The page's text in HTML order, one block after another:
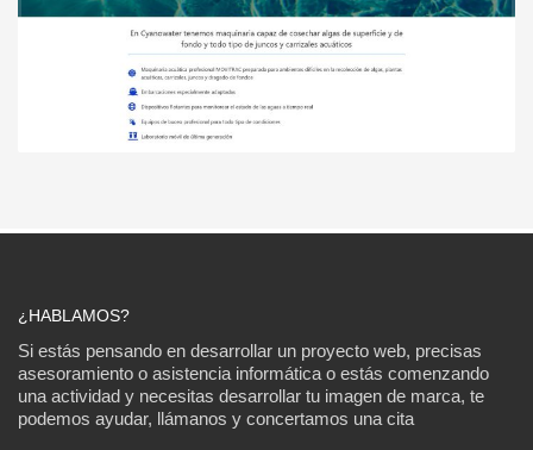
¿HABLAMOS?
Si estás pensando en desarrollar un proyecto web, precisas
asesoramiento o asistencia informática o estás comenzando
una actividad y necesitas desarrollar tu imagen de marca, te
podemos ayudar, llámanos y concertamos una cita